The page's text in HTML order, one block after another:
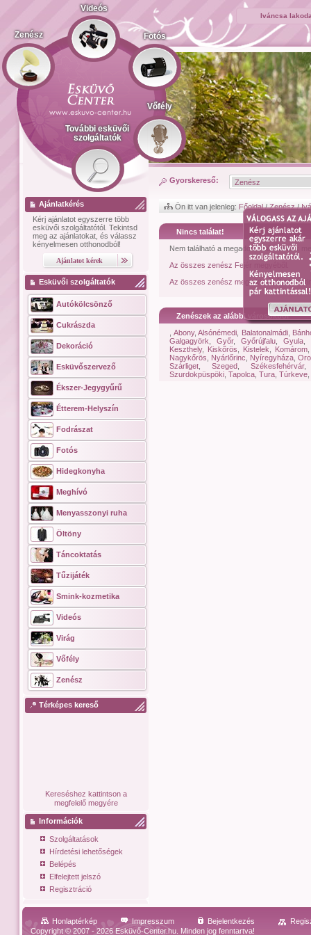
Iváncsa
Zenész
Videós
Fotós
Vőfély
További esküvői
szolgáltatók
Ajánlatkérés
Kérj ajánlatot egyszerre több
esküvői szolgáltatótól. Tekintsd
meg az ajánlatokat, és válassz
kényelmesen otthonodból!
Esküvői szolgáltatók
Autókölcsönző
Cukrászda
Dekoráció
Esküvőszervező
Ékszer-Jegygyűrű
Étterem-Helyszín
Fodrászat
Fotós
Hidegkonyha
Meghívó
Menyasszonyi ruha
Öltöny
Táncoktatás
Tűzijáték
Smink-kozmetika
Videós
Virág
Vőfély
Zenész
Térképes kereső
Kereséshez kattintson a
megfelelő megyére
Információk
Szolgáltatások
Hírdetési lehetőségek
Belépés
Elfelejtett jelszó
Regisztráció
Gyorskereső:
Ön itt van jelenleg: Főoldal/Zenész/
Nincs találat!
Nem található a megadott feltételeknek
Az összes zenész Fejér megyéből.
Az összes zenész megtekintéséhez
Zenészek az alábbi városokból
Abony,Alsónémedi Balatonalmádi,
Galgagyörk
Győr, Győrújfalu, Gyula,
Keszthely, Kiskőrös Kistelek Komárom
Nagykőrös
Nyárlőrinc Nyíregyháza
Szárliget
Szeged, Székesfehérvár
Szurdokpüspöki Tapolca Tura Túrkeve
Honlaptérkép Impresszum Bejelentkezés
Copyright © 2007 - 2026 Esküvő-Center.hu. Minden jog fenntartva!